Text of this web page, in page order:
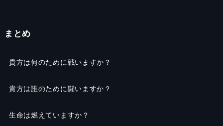
まとめ
貴方は何のために戦いますか？
貴方は誰のために闘いますか？
生命は燃えていますか？